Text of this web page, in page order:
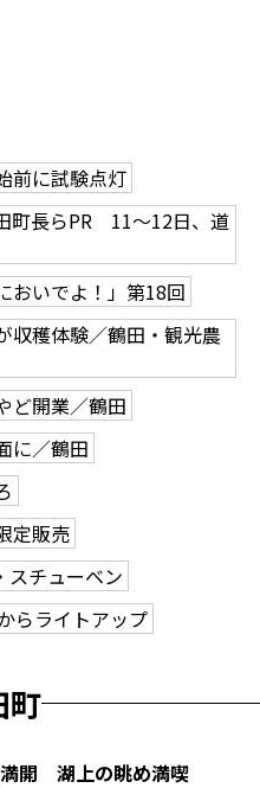
前に試験点灯
町長らPR 11～12日、道
いでよ！」第18回
穫体験／鶴田・観光農
ど開業／鶴田
に／鶴田
定販売
チューベン
らライトアップ
町
満開 湖上の眺め満喫